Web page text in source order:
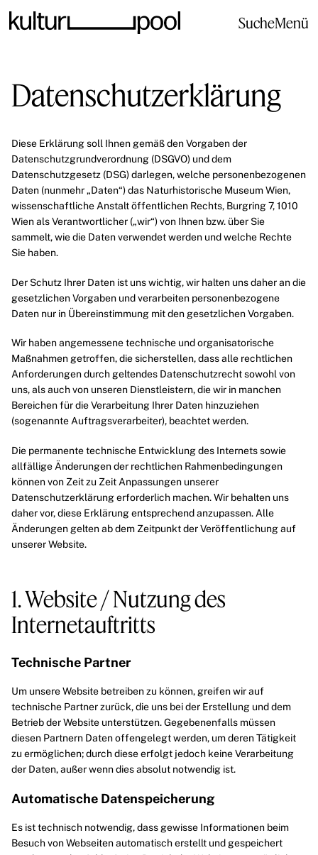
SucheMenü
Datenschutzerklärung
Diese Erklärung soll Ihnen gemäß den Vorgaben der
Datenschutzgrundverordnung (DSGVO) und dem
Datenschutzgesetz (DSG) darlegen, welche personenbezogenen
Daten (nunmehr „Daten“) das Naturhistorische Museum Wien,
wissenschaftliche Anstalt öffentlichen Rechts, Burgring 7, 1010
Wien als Verantwortlicher („wir“) von Ihnen bzw. über Sie
sammelt, wie die Daten verwendet werden und welche Rechte
Sie haben.
Der Schutz Ihrer Daten ist uns wichtig, wir halten uns daher an die
gesetzlichen Vorgaben und verarbeiten personenbezogene
Daten nur in Übereinstimmung mit den gesetzlichen Vorgaben.
Wir haben angemessene technische und organisatorische
Maßnahmen getroffen, die sicherstellen, dass alle rechtlichen
Anforderungen durch geltendes Datenschutzrecht sowohl von
uns, als auch von unseren Dienstleistern, die wir in manchen
Bereichen für die Verarbeitung Ihrer Daten hinzuziehen
(sogenannte Auftragsverarbeiter), beachtet werden.
Die permanente technische Entwicklung des Internets sowie
allfällige Änderungen der rechtlichen Rahmenbedingungen
können von Zeit zu Zeit Anpassungen unserer
Datenschutzerklärung erforderlich machen. Wir behalten uns
daher vor, diese Erklärung entsprechend anzupassen. Alle
Änderungen gelten ab dem Zeitpunkt der Veröffentlichung auf
unserer Website.
1. Website / Nutzung des
Internetauftritts
Technische Partner
Um unsere Website betreiben zu können, greifen wir auf
technische Partner zurück, die uns bei der Erstellung und dem
Betrieb der Website unterstützen. Gegebenenfalls müssen
diesen Partnern Daten offengelegt werden, um deren Tätigkeit
zu ermöglichen; durch diese erfolgt jedoch keine Verarbeitung
der Daten, außer wenn dies absolut notwendig ist.
Automatische Datenspeicherung
Es ist technisch notwendig, dass gewisse Informationen beim
Besuch von Webseiten automatisch erstellt und gespeichert